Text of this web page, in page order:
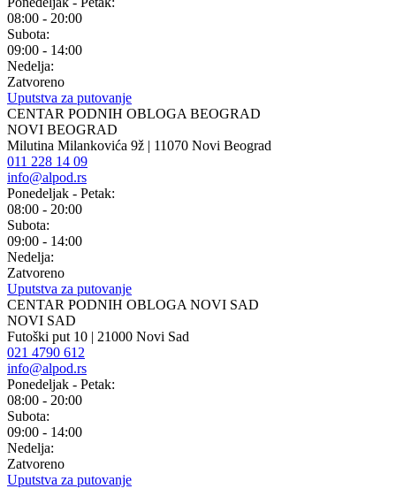
08:00 - 20:00
Subota:
09:00 - 14:00
Nedelja:
Zatvoreno
Uputstva za putovanje
CENTAR PODNIH OBLOGA BEOGRAD
NOVI BEOGRAD
Milutina Milankovića 9ž | 11070 Novi Beograd
011 228 14 09
info@alpod.rs
Ponedeljak - Petak:
08:00 - 20:00
Subota:
09:00 - 14:00
Nedelja:
Zatvoreno
Uputstva za putovanje
CENTAR PODNIH OBLOGA NOVI SAD
NOVI SAD
Futoški put 10 | 21000 Novi Sad
021 4790 612
info@alpod.rs
Ponedeljak - Petak:
08:00 - 20:00
Subota:
09:00 - 14:00
Nedelja:
Zatvoreno
Uputstva za putovanje